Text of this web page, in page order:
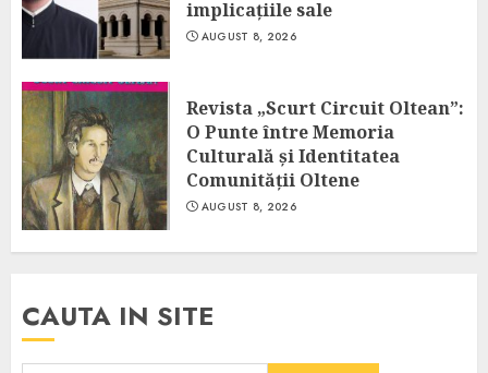
implicațiile sale
AUGUST 8, 2026
Revista „Scurt Circuit Oltean”:
O Punte între Memoria
Culturală și Identitatea
Comunității Oltene
AUGUST 8, 2026
CAUTA IN SITE